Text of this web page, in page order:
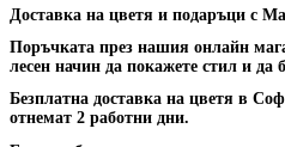
Доставка на цветя и подаръци с
Поръчката през нашия онлайн
лесен начин да покажете стил и да
Безплатна доставка на цветя в
отнемат 2 работни дни.